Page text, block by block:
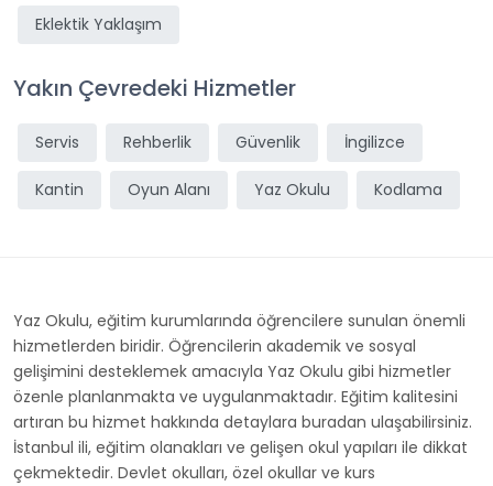
Eklektik Yaklaşım
Yakın Çevredeki Hizmetler
Servis Rehberlik Güvenlik İngilizce
Kantin Oyun Alanı Yaz Okulu Kodlama
Yaz Okulu, eğitim kurumlarında öğrencilere sunulan önemli
hizmetlerden biridir. Öğrencilerin akademik ve sosyal
gelişimini desteklemek amacıyla Yaz Okulu gibi hizmetler
özenle planlanmakta ve uygulanmaktadır. Eğitim kalitesini
artıran bu hizmet hakkında detaylara buradan ulaşabilirsiniz.
İstanbul ili, eğitim olanakları ve gelişen okul yapıları ile dikkat
çekmektedir. Devlet okulları, özel okullar ve kurs